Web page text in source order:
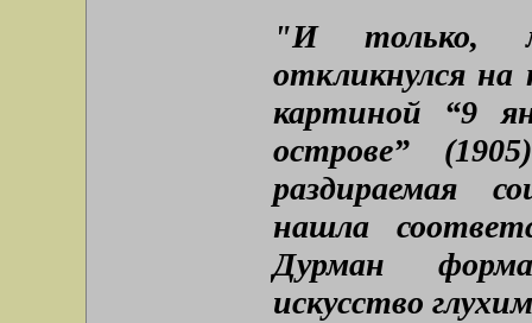
"И только,
откликнулся на
картиной “9
острове”
раздираемая
нашла
Дурман
искусство